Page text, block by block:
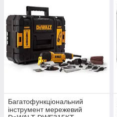
Багатофункціональний
інструмент мережевий